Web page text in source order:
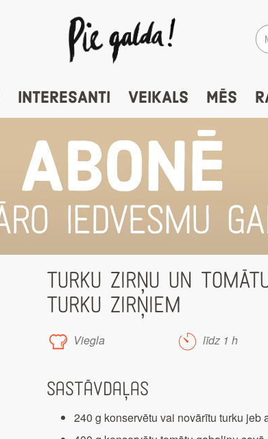
INTERESANTI VEIKALS MĒS
TURKU ZIRŅU UN
TURKU ZIRŅIEM
Viegla līdz 1 h
Sastāvdaļas
240 g konservētu vai novārītu turku jeb